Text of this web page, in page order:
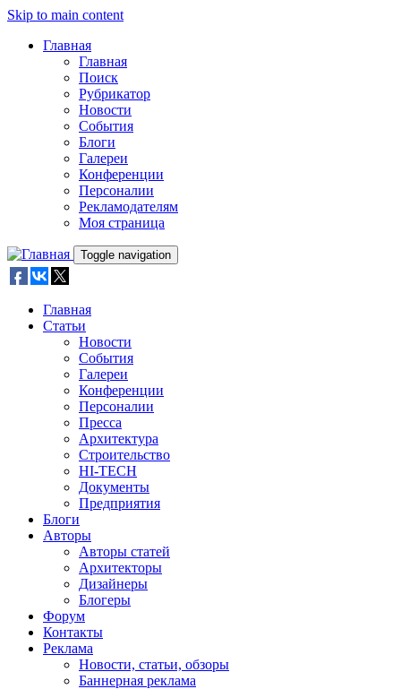
Skip to main content
Главная
Главная
Поиск
Рубрикатор
Новости
События
Блоги
Галереи
Конференции
Персоналии
Рекламодателям
Моя страница
Toggle navigation
Главная
Статьи
Новости
События
Галереи
Конференции
Персоналии
Пресса
Архитектура
Строительство
HI-TECH
Документы
Предприятия
Блоги
Авторы
Авторы статей
Архитекторы
Дизайнеры
Блогеры
Форум
Контакты
Реклама
Новости, статьи, обзоры
Баннерная реклама